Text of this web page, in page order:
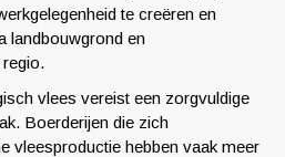
te creëren en
landbouwgrond en
vlees vereist een zorgvuldige
Boerderijen die zich
vleesproductie hebben vaak meer